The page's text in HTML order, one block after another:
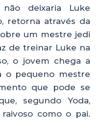
deixaria Luke
retorna através da
um mestre jedi
de treinar Luke na
o jovem chega a
o pequeno mestre
que pode se
segundo Yoda,
como o pai.